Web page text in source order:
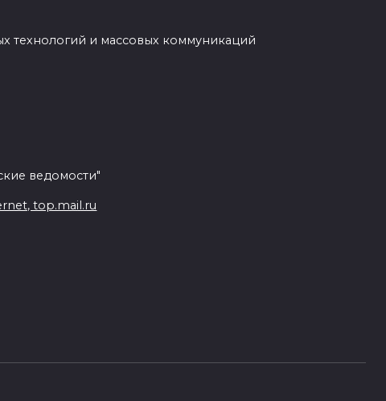
технологий и массовых коммуникаций
ведомости"
top.mail.ru